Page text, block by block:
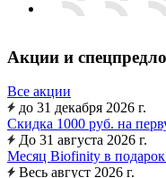
Акции и
Все акции
до 31 декабря 2026 г.
Скидка 1000 руб. на
До 31 августа 2026 г.
Месяц Biofinity в
Весь август 2026 г.